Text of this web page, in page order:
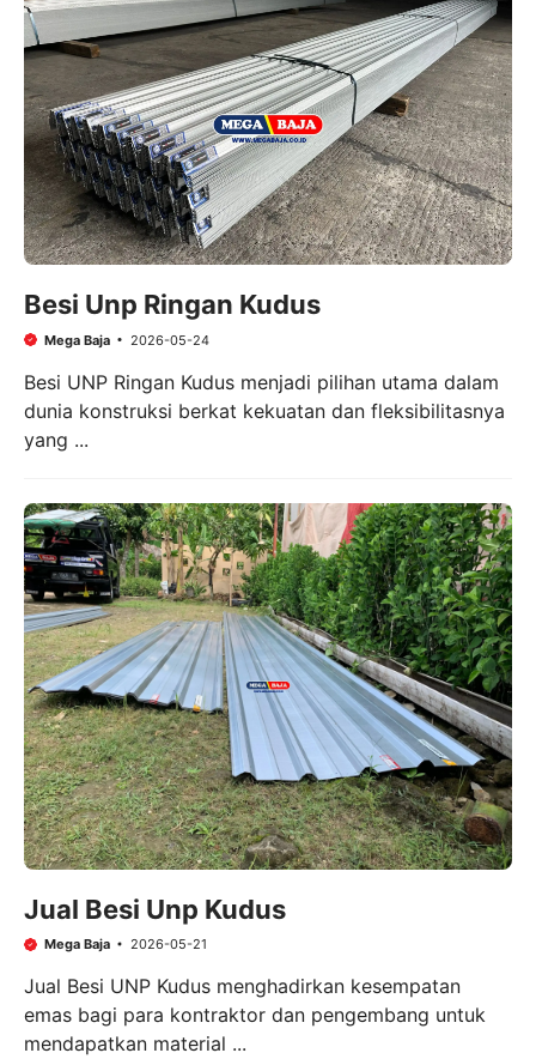
Besi Unp Ringan Kudus
Mega Baja 2026-05-24
Besi UNP Ringan Kudus menjadi pilihan utama dalam
dunia konstruksi berkat kekuatan dan fleksibilitasnya
yang ...
Jual Besi Unp Kudus
Mega Baja 2026-05-21
Jual Besi UNP Kudus menghadirkan kesempatan
emas bagi para kontraktor dan pengembang untuk
mendapatkan material ...